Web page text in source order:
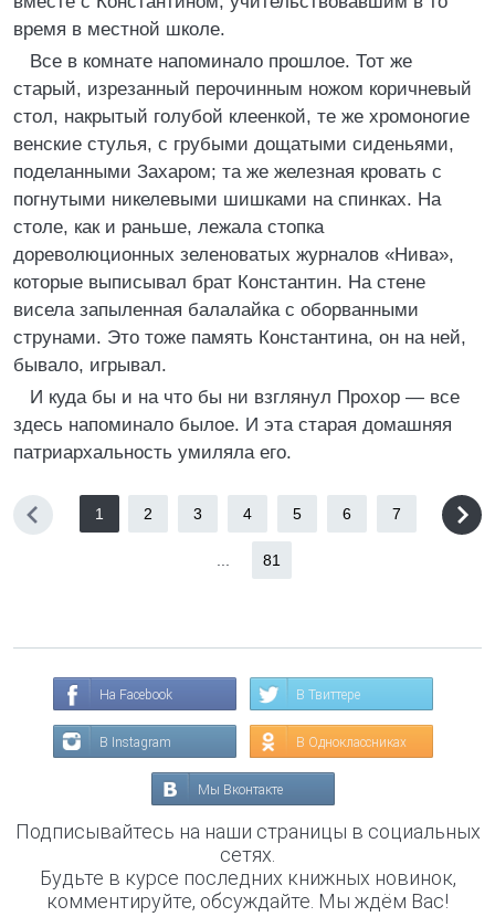
время в местной школе.
Все в комнате напоминало прошлое. Тот же
старый, изрезанный перочинным ножом коричневый
стол, накрытый голубой клеенкой, те же хромоногие
венские стулья, с грубыми дощатыми сиденьями,
поделанными Захаром; та же железная кровать с
погнутыми никелевыми шишками на спинках. На
столе, как и раньше, лежала стопка
дореволюционных зеленоватых журналов «Нива»,
которые выписывал брат Константин. На стене
висела запыленная балалайка с оборванными
струнами. Это тоже память Константина, он на ней,
бывало, игрывал.
И куда бы и на что бы ни взглянул Прохор — все
здесь напоминало былое. И эта старая домашняя
патриархальность умиляла его.
1 2 3 4 5 6 7
81
На Facebook В Твиттере
В Instagram В Одноклассниках
Мы Вконтакте
Подписывайтесь на наши страницы в социальных
сетях.
Будьте в курсе последних книжных новинок,
комментируйте, обсуждайте. Мы ждём Вас!